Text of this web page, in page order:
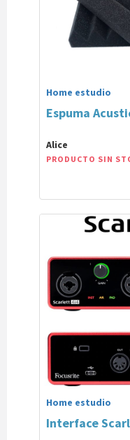
Home estudio
Espuma
Alice
PRODUCTO SIN
Home estudio
Interface